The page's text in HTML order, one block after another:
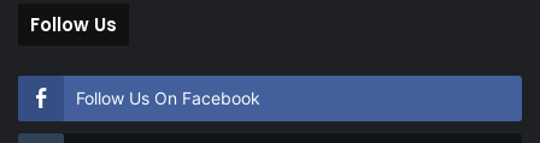
Follow Us
Follow Us On Facebook